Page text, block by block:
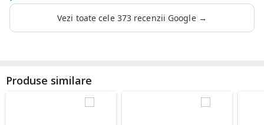
Vezi toate cele 373 recenzii Google →
Produse similare